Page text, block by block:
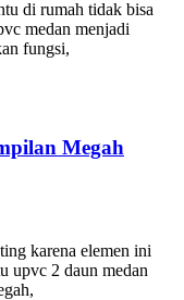
di rumah tidak bisa
medan menjadi
fungsi,
Megah
karena elemen ini
upvc 2 daun medan